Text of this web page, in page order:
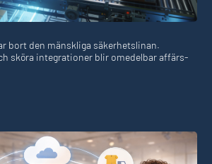
bort den mänskliga säkerhetslinan.
sköra integrationer blir omedelbar affärs-